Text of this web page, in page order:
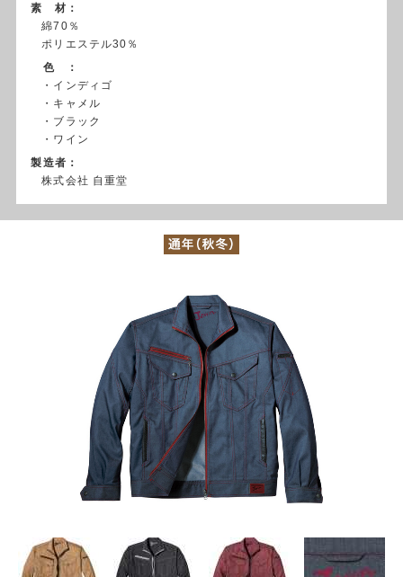
素 材：
綿70％
ポリエステル30％
色 ：
・インディゴ
・キャメル
・ブラック
・ワイン
製造者：
株式会社 自重堂